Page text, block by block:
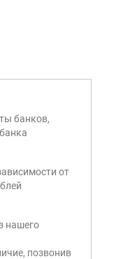
банков,
от
нашего
позвонив